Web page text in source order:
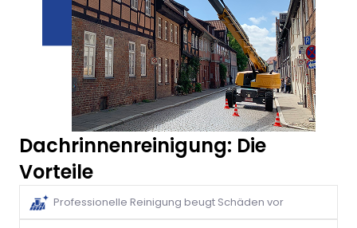
Dachrinnenreinigung: Die
Vorteile
Professionelle Reinigung beugt Schäden vor